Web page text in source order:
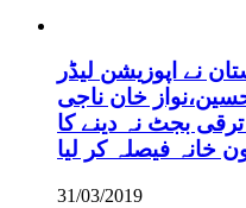
نے اپوزیشن لیڈر
خان ناجی
بجٹ نہ دینے کا
خانہ فیصلہ کر لیا
31/03/2019